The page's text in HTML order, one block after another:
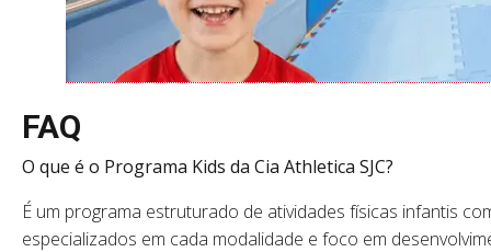
FAQ
O que é o Programa Kids da Cia Athletica SJC?
É um programa estruturado de atividades físicas infantis
especializados em cada modalidade e foco em